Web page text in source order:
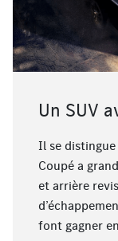
Un SUV
Il se distingue
Coupé a
et arrière
font gagner